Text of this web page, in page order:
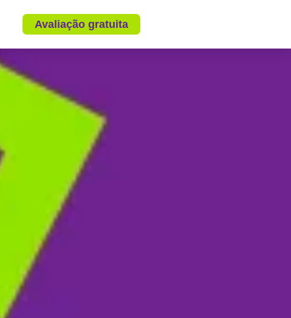
Avaliação gratuita